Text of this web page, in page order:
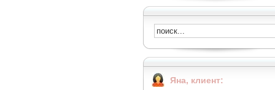
Яна, клиент: